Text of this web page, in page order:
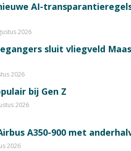
AI-
2026
sluit vliegveld
2026
bij Gen Z
2026
A350-900 met
2026